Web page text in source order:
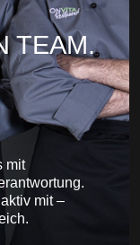
TEAM.
mit
mit –